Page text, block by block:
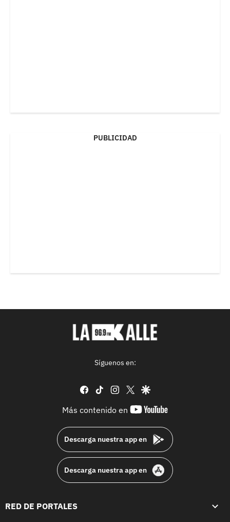
PUBLICIDAD
Síguenos en:
facebook
tiktok instagram
twittergoogle
Más contenido en
youtube-
Descarga nuestra app en
Descarga nuestra app en
RED DE PORTALES